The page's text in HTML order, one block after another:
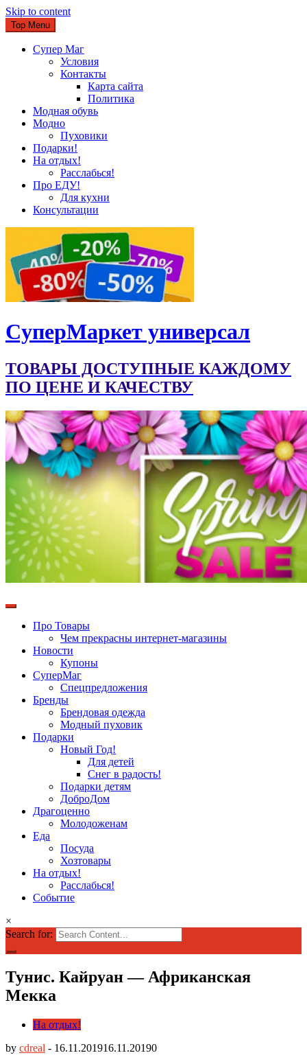
Skip to content
Top Menu
Супер Маг
Условия
Контакты
Карта сайта
Политика
Модная обувь
Модно
Пуховики
Подарки!
На отдых!
Расслабься!
Про ЕДУ!
Для кухни
Консультации
CуперМаркет универсал
ТОВАРЫ ДОСТУПНЫЕ КАЖДОМУ
ПО ЦЕНЕ И КАЧЕСТВУ
Про Товары
Чем прекрасны интернет-магазины
Новости
Купоны
СуперМаг
Спецпредложения
Бренды
Брендовая одежда
Модный пуховик
Подарки
Новый Год!
Для детей
Снег в радость!
Подарки детям
ДоброДом
Драгоценно
Молодоженам
Еда
Посуда
Хозтовары
На отдых!
Расслабься!
Событие
×
Search for:
Тунис. Кайруан — Африканская
Мекка
На отдых!
by cdreal - 16.11.201916.11.20190